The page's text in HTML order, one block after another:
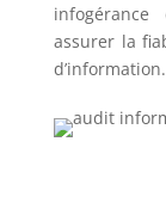
assurer la
d’information.